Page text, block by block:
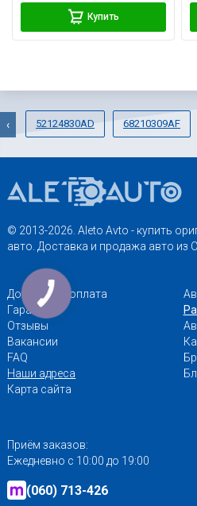
Купить
52124830AD 68210309AF
‹
© 2013-2026. Aleto Avto - купить
авто. Доставка и продажа авто из
Доставка и оплата
Гарантии
Отзывы
Вакансии
FAQ
Наши адреса
Карта сайта
Приём заказов:
Ежедневно с 10:00 до 19:00
(060) 713-426